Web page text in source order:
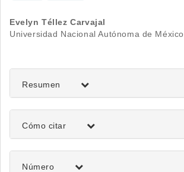
Contenido
del
artículo
Evelyn Téllez Carvajal
Universidad Nacional Autónoma de México
Resumen
Detalles
del
artículo
Cómo citar
Número